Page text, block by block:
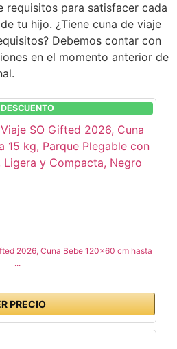
requisitos para satisfacer cada
tu hijo. ¿Tiene cuna de viaje
Debemos contar con
en el momento anterior de
2026, Cuna Bebe 120x60 cm hasta
...
PRECIO